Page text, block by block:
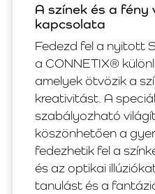
A színek és a fény
kapcsolata
Fedezd fel a nyitott
a CONNETIX®
amelyek ötvözik a
kreativitást. A
szabályozható
köszönhetően a
fedezhetik fel a
és az optikai
tanulást és a